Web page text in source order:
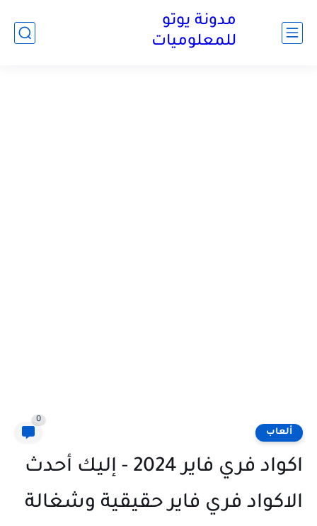
مدونة يوتو
للمعلوميات
ألعاب
0
اكواد فري فاير 2024 - إليك أحدث
الاكواد فري فاير حقيقية وشغالة